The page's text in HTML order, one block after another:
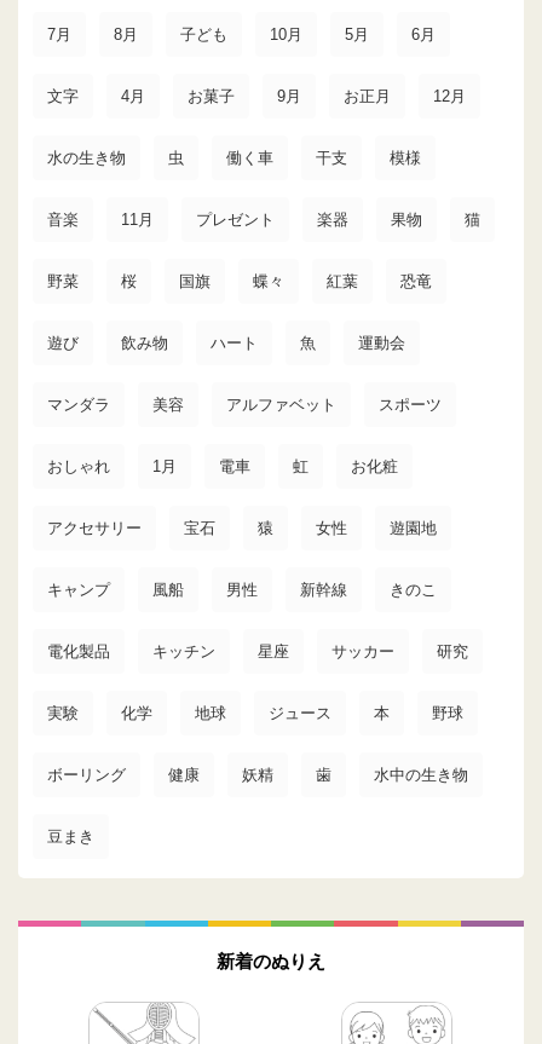
7月 8月 子ども 10月 5月 6月
文字 4月 お菓子 9月 お正月 12月
水の生き物 虫 働く車 干支 模様
音楽 11月 プレゼント 楽器 果物 猫
野菜 桜 国旗 蝶々 紅葉 恐竜
遊び 飲み物 ハート 魚 運動会
マンダラ 美容 アルファベット スポーツ
おしゃれ 1月 電車 虹 お化粧
アクセサリー 宝石 猿 女性 遊園地
キャンプ 風船 男性 新幹線 きのこ
電化製品 キッチン 星座 サッカー 研究
実験 化学 地球 ジュース 本 野球
ボーリング 健康 妖精 歯 水中の生き物
豆まき
新着のぬりえ